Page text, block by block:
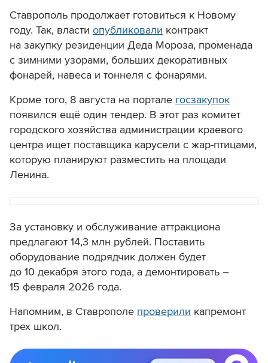
Ставрополь продолжает готовиться к Новому
году. Так, власти опубликовали контракт
на закупку резиденции Деда Мороза, променада
с зимними узорами, больших декоративных
фонарей, навеса и тоннеля с фонарями.
Кроме того, 8 августа на портале госзакупок
появился ещё один тендер. В этот раз комитет
городского хозяйства администрации краевого
центра ищет поставщика карусели с жар-птицами,
которую планируют разместить на площади
Ленина.
За установку и обслуживание аттракциона
предлагают 14,3 млн рублей. Поставить
оборудование подрядчик должен будет
до 10 декабря этого года, а демонтировать –
15 февраля 2026 года.
Напомним, в Ставрополе проверили капремонт
трех школ.